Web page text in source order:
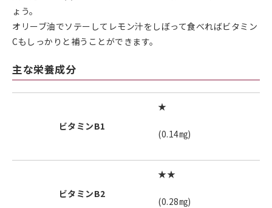
ょう。
オリーブ油でソテーしてレモン汁をしぼって食べればビタミン
Cもしっかりと補うことができます。
主な栄養成分
ビタミンB1
★
(0.14㎎)
ビタミンB2
★★
(0.28㎎)